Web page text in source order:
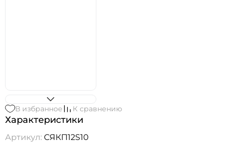
В избранное К сравнению
Характеристики
Артикул: СЯКП12S10